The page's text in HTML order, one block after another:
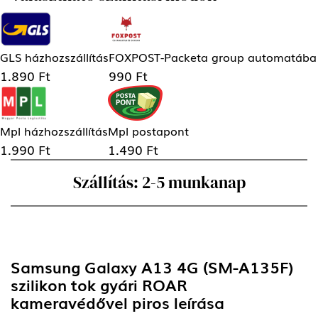
GLS házhozszállítás
1.890 Ft
FOXPOST-Packeta group automatába
990 Ft
Mpl házhozszállítás
1.990 Ft
Mpl postapont
1.490 Ft
Szállítás: 2-5 munkanap
Samsung Galaxy A13 4G (SM-A135F)
szilikon tok gyári ROAR
kameravédővel piros leírása